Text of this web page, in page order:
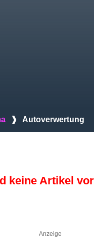
❱ Autoverwertung
keine Artikel
Anzeige